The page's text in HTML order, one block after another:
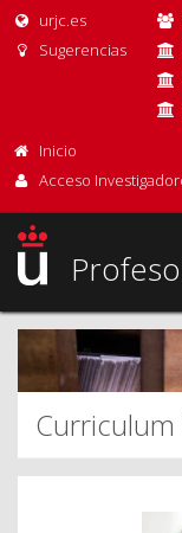
urjc.es
Sugerencias
Inicio
Acceso
Curriculum